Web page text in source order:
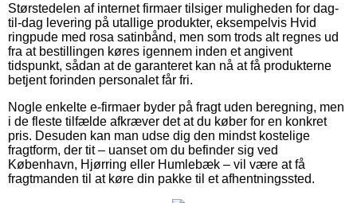
Størstedelen af internet firmaer tilsiger muligheden for dag-
til-dag levering på utallige produkter, eksempelvis Hvid
ringpude med rosa satinbånd, men som trods alt regnes ud
fra at bestillingen køres igennem inden et angivent
tidspunkt, sådan at de garanteret kan nå at få produkterne
betjent forinden personalet får fri.
Nogle enkelte e-firmaer byder på fragt uden beregning, men
i de fleste tilfælde afkræver det at du køber for en konkret
pris. Desuden kan man udse dig den mindst kostelige
fragtform, der tit – uanset om du befinder sig ved
København, Hjørring eller Humlebæk – vil være at få
fragtmanden til at køre din pakke til et afhentningssted.